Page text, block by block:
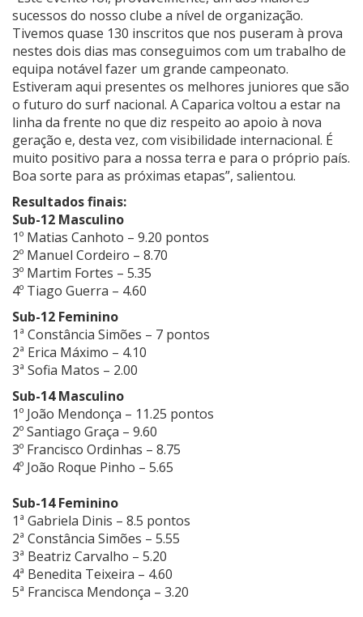
sucessos do nosso clube a nível de organização.
Tivemos quase 130 inscritos que nos puseram à prova
nestes dois dias mas conseguimos com um trabalho de
equipa notável fazer um grande campeonato.
Estiveram aqui presentes os melhores juniores que são
o futuro do surf nacional. A Caparica voltou a estar na
linha da frente no que diz respeito ao apoio à nova
geração e, desta vez, com visibilidade internacional. É
muito positivo para a nossa terra e para o próprio país.
Boa sorte para as próximas etapas”, salientou.
Resultados finais:
Sub-12 Masculino
1º Matias Canhoto – 9.20 pontos
2º Manuel Cordeiro – 8.70
3º Martim Fortes – 5.35
4º Tiago Guerra – 4.60
Sub-12 Feminino
1ª Constância Simões – 7 pontos
2ª Erica Máximo – 4.10
3ª Sofia Matos – 2.00
Sub-14 Masculino
1º João Mendonça – 11.25 pontos
2º Santiago Graça – 9.60
3º Francisco Ordinhas – 8.75
4º João Roque Pinho – 5.65
Sub-14 Feminino
1ª Gabriela Dinis – 8.5 pontos
2ª Constância Simões – 5.55
3ª Beatriz Carvalho – 5.20
4ª Benedita Teixeira – 4.60
5ª Francisca Mendonça – 3.20